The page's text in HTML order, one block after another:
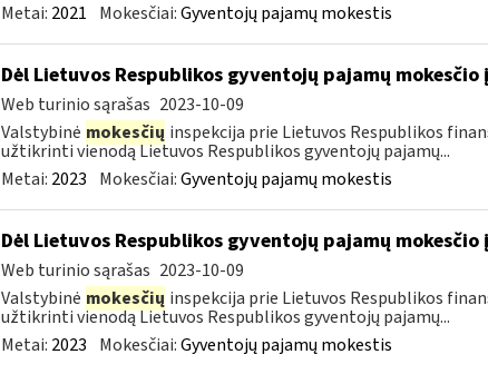
Metai: 2021 Mokesčiai:Gyventojų pajamų mokestis
Dėl Lietuvos Respublikos gyventojų pajamų
Web turinio sąrašas 2023-10-09
Valstybinė mokesčių inspekcija prie Lietuvos Respublikos
užtikrinti vienodą Lietuvos Respublikos gyventojų pajamų...
Metai: 2023 Mokesčiai:Gyventojų pajamų mokestis
Dėl Lietuvos Respublikos gyventojų pajamų
Web turinio sąrašas 2023-10-09
Valstybinė mokesčių inspekcija prie Lietuvos Respublikos
užtikrinti vienodą Lietuvos Respublikos gyventojų pajamų...
Metai: 2023 Mokesčiai:Gyventojų pajamų mokestis